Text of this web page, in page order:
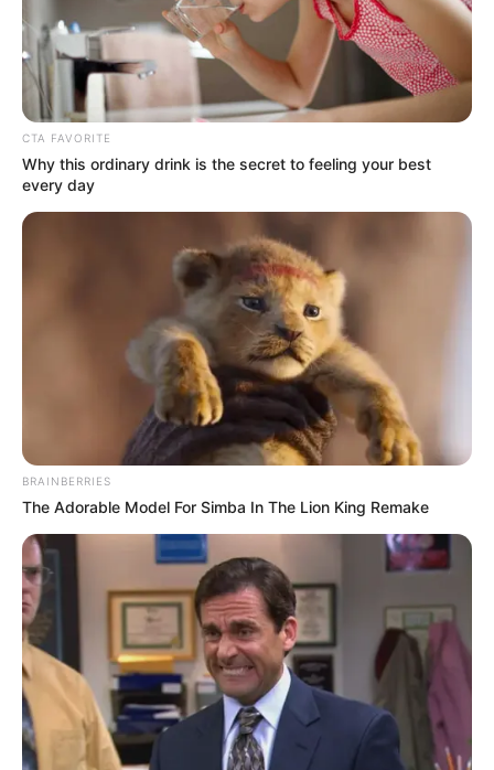
CTA FAVORITE
Why this ordinary drink is the secret to feeling your best
every day
BRAINBERRIES
The Adorable Model For Simba In The Lion King Remake